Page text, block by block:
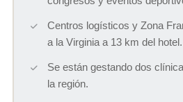
Centros logísticos y Zona
a la Virginia a 13 km del hotel.
Se están gestando dos
la región.